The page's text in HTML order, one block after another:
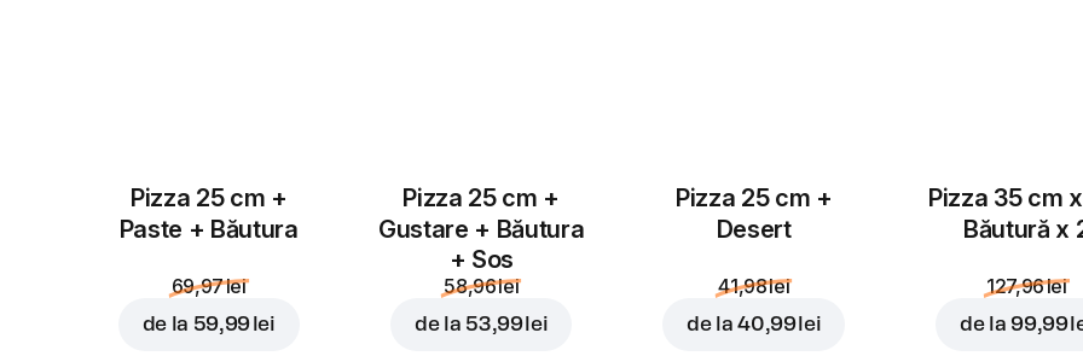
Pizza 25 cm +
Paste + Băutura
69,97 lei
de la 59,99 lei
Pizza 25 cm +
Gustare + Băutura
+ Sos
58,96 lei
de la 53,99 lei
Pizza 25 cm +
Desert
41,98 lei
de la40,99 lei
Pizza 35 cm
Băutură x
127,96 lei
de la 99,99